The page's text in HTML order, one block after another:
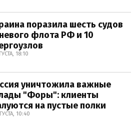
поразила шесть судов
флота РФ и 10
18:10
уничтожила важные
"Форы": клиенты
на пустые полки
10:40